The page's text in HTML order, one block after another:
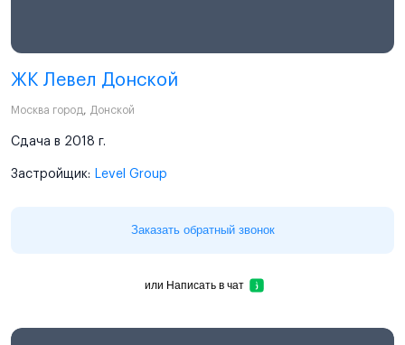
ЖК Левел Донской
Москва город, Донской
Сдача в 2018 г.
Застройщик: Level Group
Заказать обратный звонок
или Написать в чат